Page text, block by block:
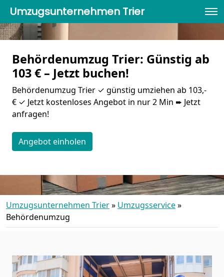
Umzugsunternehmen Trier
Behördenumzug Trier: Günstig ab
103 € – Jetzt buchen!
Behördenumzug Trier ✓ günstig umziehen ab 103,-
€ ✓ Jetzt kostenloses Angebot in nur 2 Min ➨ Jetzt
anfragen!
Angebot einholen
Umzugsunternehmen Trier» Umzugsservice»
Behördenumzug